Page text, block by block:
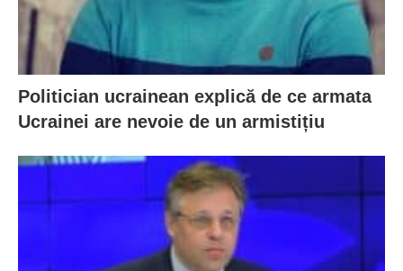
Politician ucrainean explică de ce armata
Ucrainei are nevoie de un armistițiu